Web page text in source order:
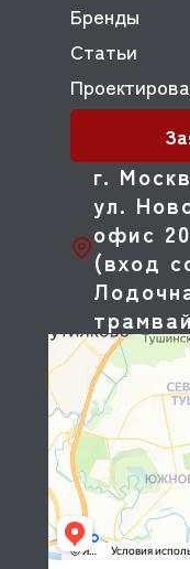
г.
ул.
офис
(вход
Бренды
Статьи